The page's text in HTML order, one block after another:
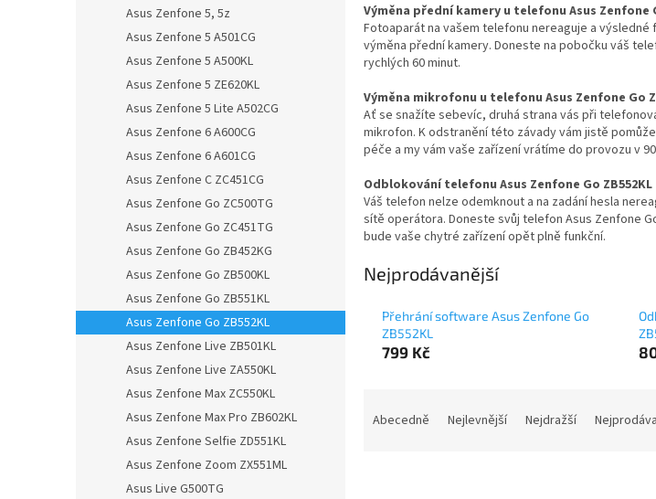
Asus Zenfone 5, 5z
Asus Zenfone 5 A501CG
Asus Zenfone 5 A500KL
Asus Zenfone 5 ZE620KL
Asus Zenfone 5 Lite A502CG
Asus Zenfone 6 A600CG
Asus Zenfone 6 A601CG
Asus Zenfone C ZC451CG
Asus Zenfone Go ZC500TG
Asus Zenfone Go ZC451TG
Asus Zenfone Go ZB452KG
Asus Zenfone Go ZB500KL
Asus Zenfone Go ZB551KL
Asus Zenfone Go ZB552KL
Asus Zenfone Live ZB501KL
Asus Zenfone Live ZA550KL
Asus Zenfone Max ZC550KL
Asus Zenfone Max Pro ZB602KL
Asus Zenfone Selfie ZD551KL
Asus Zenfone Zoom ZX551ML
Asus Live G500TG
Výměna přední kamery u telefonu Asus Zenfone
Fotoaparát na vašem telefonu nereaguje a
výměna přední kamery. Doneste na pobočku váš
rychlých 60 minut.
Výměna mikrofonu u telefonu Asus Zenfone Go
Ať se snažíte sebevíc, druhá strana vás při
mikrofon. K odstranění této závady vám jistě
péče a my vám vaše zařízení vrátíme do provozu v
Odblokování telefonu Asus Zenfone Go ZB552KL
Váš telefon nelze odemknout a na zadání hesla
sítě operátora. Doneste svůj telefon Asus Zenfone
bude vaše chytré zařízení opět plně funkční.
Nejprodávanější
Přehrání software Asus Zenfone Go
ZB552KL
799 Kč
Abecedně Nejlevnější Nejdražší